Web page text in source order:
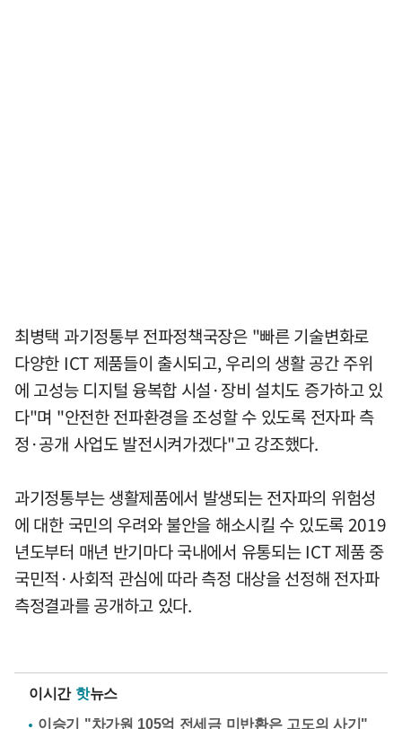
최병택 과기정통부 전파정책국장은 "빠른 기술변화로
다양한 ICT 제품들이 출시되고, 우리의 생활 공간 주위
에 고성능 디지털 융복합 시설·장비 설치도 증가하고 있
다"며 "안전한 전파환경을 조성할 수 있도록 전자파 측
정·공개 사업도 발전시켜가겠다"고 강조했다.
과기정통부는 생활제품에서 발생되는 전자파의 위험성
에 대한 국민의 우려와 불안을 해소시킬 수 있도록 2019
년도부터 매년 반기마다 국내에서 유통되는 ICT 제품 중
국민적·사회적 관심에 따라 측정 대상을 선정해 전자파
측정결과를 공개하고 있다.
이시간 핫뉴스
이승기 "차가원 105억 전세금 미반환은 고도의 사기"